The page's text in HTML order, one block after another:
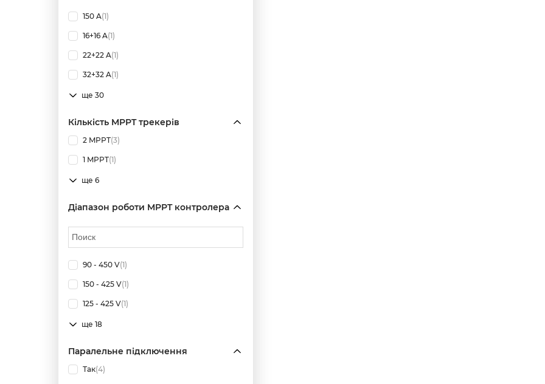
150 A(1)
16+16 A(1)
22+22 A(1)
32+32 A(1)
ще 30
Кількість MPPT трекерів
2 MPPT(3)
1 MPPT(1)
ще 6
Діапазон роботи MPPT контролера
90 - 450 V(1)
150 - 425 V(1)
125 - 425 V(1)
ще 18
Паралельне підключення
Так(4)